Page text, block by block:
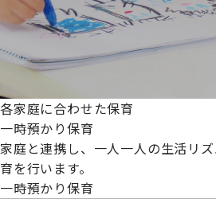
各家庭に合わせた保育
一時預かり保育
家庭と連携し、一人一人の生活リ
育を行います。
一時預かり保育